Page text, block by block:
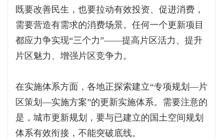
既要改善民生，也要拉动有效投资、促进消费，
需要营造有需求的消费场景。任何一个更新项目
都应力争实现“三个力”——提高片区活力、提升
片区魅力、增强片区竞争力。
在实施体系方面，各地正探索建立“专项规划—片
区策划—实施方案”的更新实施体系。需要注意的
是，城市更新规划，要与已建立的国土空间规划
体系有效衔接，不能突破底线。